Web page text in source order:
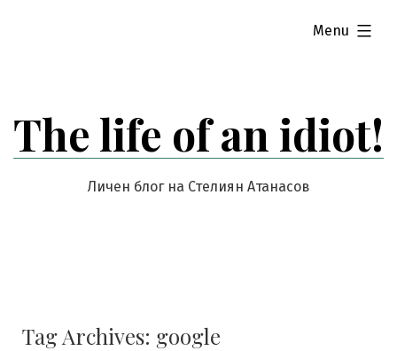
The life of an idiot!
Личен блог на Стелиян Атанасов
Menu
expanded
Tag Archives: google